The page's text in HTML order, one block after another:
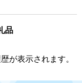
品
が表示されます。